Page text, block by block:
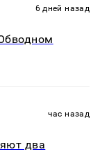
6 дней назад
час назад
два